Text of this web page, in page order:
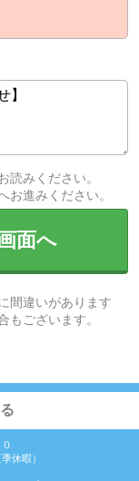
読みください。
お進みください。
面へ
間違いがあります
もございます。
休暇）